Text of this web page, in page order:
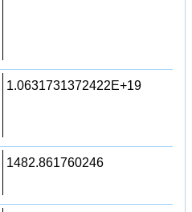
1.0631731372422E+19
1482.861760246